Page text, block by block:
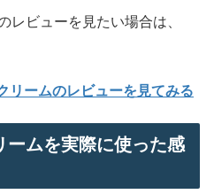
レビューを見たい場合は、
リームのレビューを見てみる
ームを実際に使った感